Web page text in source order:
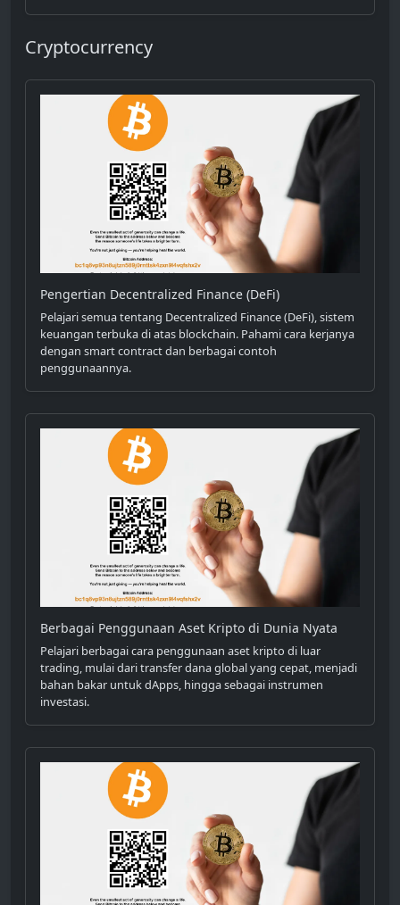
Cryptocurrency
Pengertian Decentralized Finance (DeFi)
Pelajari semua tentang Decentralized Finance (DeFi), sistem
keuangan terbuka di atas blockchain. Pahami cara kerjanya
dengan smart contract dan berbagai contoh
penggunaannya.
Berbagai Penggunaan Aset Kripto di Dunia Nyata
Pelajari berbagai cara penggunaan aset kripto di luar
trading, mulai dari transfer dana global yang cepat, menjadi
bahan bakar untuk dApps, hingga sebagai instrumen
investasi.